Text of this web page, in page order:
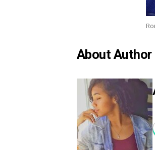
About Author